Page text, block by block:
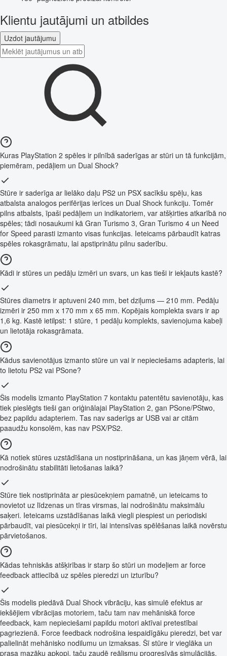
Klientu jautājumi un atbildes
Uzdot jautājumu
Kuras PlayStation 2 spēles ir pilnībā saderīgas ar stūri un tā funkcijām,
piemēram, pedāļiem un Dual Shock?
Stūre ir saderīga ar lielāko daļu PS2 un PSX sacīkšu spēļu, kas
atbalsta analogos perifērijas ierīces un Dual Shock funkciju. Tomēr
pilns atbalsts, īpaši pedāļiem un indikatoriem, var atšķirties atkarībā no
spēles; tādi nosaukumi kā Gran Turismo 3, Gran Turismo 4 un Need
for Speed parasti izmanto visas funkcijas. Ieteicams pārbaudīt katras
spēles rokasgrāmatu, lai apstiprinātu pilnu saderību.
Kādi ir stūres un pedāļu izmēri un svars, un kas tieši ir iekļauts kastē?
Stūres diametrs ir aptuveni 240 mm, bet dziļums — 210 mm. Pedāļu
izmēri ir 250 mm x 170 mm x 65 mm. Kopējais komplekta svars ir ap
1,6 kg. Kastē ietilpst: 1 stūre, 1 pedāļu komplekts, savienojuma kabeļi
un lietotāja rokasgrāmata.
Kādus savienotājus izmanto stūre un vai ir nepieciešams adapteris, lai
to lietotu PS2 vai PSone?
Šis modelis izmanto PlayStation 7 kontaktu patentētu savienotāju, kas
tiek pieslēgts tieši gan oriģinālajai PlayStation 2, gan PSone/PStwo,
bez papildu adapteriem. Tas nav saderīgs ar USB vai ar citām
paaudžu konsolēm, kas nav PSX/PS2.
Kā notiek stūres uzstādīšana un nostiprināšana, un kas jāņem vērā, lai
nodrošinātu stabilitāti lietošanas laikā?
Stūre tiek nostiprināta ar piesūcekņiem pamatnē, un ieteicams to
novietot uz līdzenas un tīras virsmas, lai nodrošinātu maksimālu
saķeri. Ieteicams uzstādīšanas laikā viegli piespiest un periodiski
pārbaudīt, vai piesūcekņi ir tīri, lai intensīvas spēlēšanas laikā novērstu
pārvietošanos.
Kādas tehniskās atšķirības ir starp šo stūri un modeļiem ar force
feedback attiecībā uz spēles pieredzi un izturību?
Šis modelis piedāvā Dual Shock vibrāciju, kas simulē efektus ar
iekšējiem vibrācijas motoriem, taču tam nav mehāniskā force
feedback, kam nepieciešami papildu motori aktīvai pretestībai
pagriezienā. Force feedback nodrošina iespaidīgāku pieredzi, bet var
palielināt mehānisko nodilumu un izmaksas. Šī stūre ir vieglāka un
prasa mazāku apkopi, taču zaudē reālismu progresīvās simulācijās.